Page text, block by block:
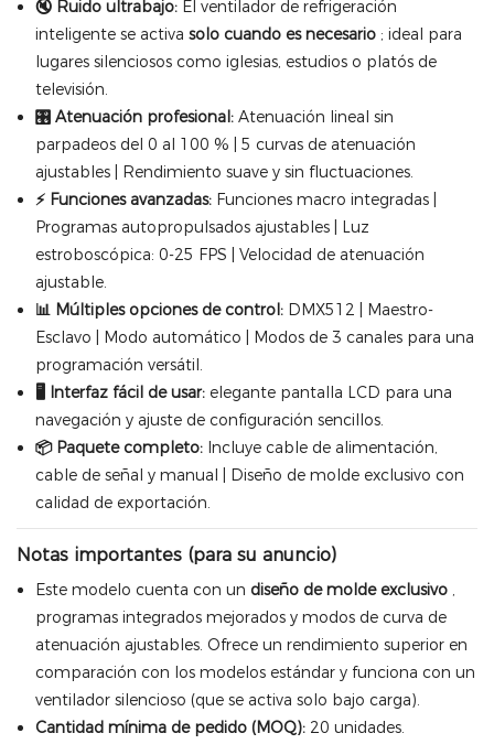
🔇 Ruido ultrabajo:El ventilador de refrigeración
inteligente se activa solo cuando es necesario; ideal para
lugares silenciosos como iglesias, estudios o platós de
televisión.
🎛️ Atenuación profesional:Atenuación lineal sin
parpadeos del 0 al 100 % | 5 curvas de atenuación
ajustables | Rendimiento suave y sin fluctuaciones.
⚡ Funciones avanzadas:Funciones macro integradas |
Programas autopropulsados ​​ajustables | Luz
estroboscópica: 0-25 FPS | Velocidad de atenuación
ajustable.
📊 Múltiples opciones de control:DMX512 | Maestro-
Esclavo | Modo automático | Modos de 3 canales para una
programación versátil.
🖥️ Interfaz fácil de usar:elegante pantalla LCD para una
navegación y ajuste de configuración sencillos.
📦 Paquete completo:Incluye cable de alimentación,
cable de señal y manual | Diseño de molde exclusivo con
calidad de exportación.
Notas importantes (para su anuncio)
Este modelo cuenta con un diseño de molde exclusivo,
programas integrados mejorados y modos de curva de
atenuación ajustables. Ofrece un rendimiento superior en
comparación con los modelos estándar y funciona con un
ventilador silencioso (que se activa solo bajo carga).
Cantidad mínima de pedido (MOQ):20 unidades.